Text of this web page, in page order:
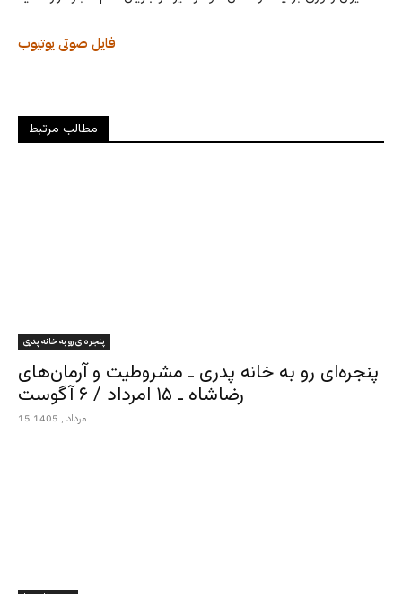
یوتیوب فایل صوتی
مطالب مرتبط
پنجره‌ای رو به خانه پدری
پنجره‌ای رو به خانه پدری ـ مشروطیت و آرمان‌های
رضاشاه ـ ۱۵ امرداد / ۶ آگوست
15 مرداد , 1405